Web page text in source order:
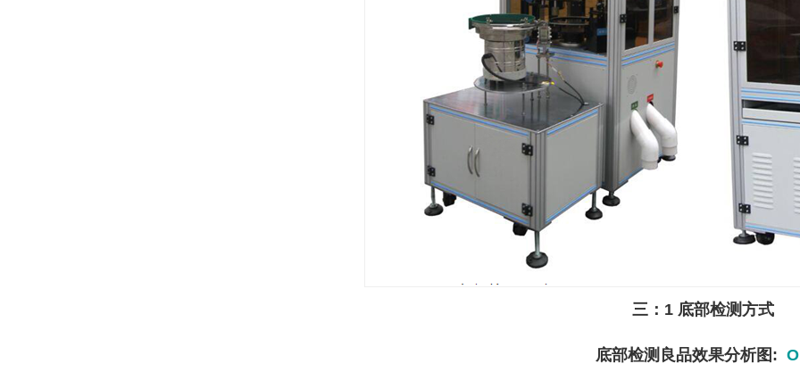
三： 1 底部检测方式
底部检测良品效果分析图 :